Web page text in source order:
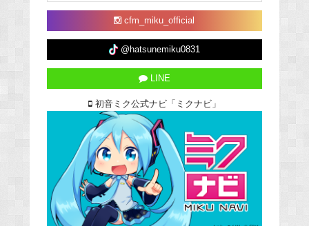
cfm_miku_official
@hatsunemiku0831
LINE
初音ミク公式ナビ「ミクナビ」